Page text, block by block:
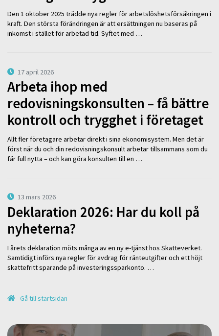
Den 1 oktober 2025 trädde nya regler för arbetslöshetsförsäkringen i
kraft. Den största förändringen är att ersättningen nu baseras på
inkomst i stället för arbetad tid. Syftet med …
17 april 2026
Arbeta ihop med
redovisningskonsulten – få bättre
kontroll och trygghet i företaget
Allt fler företagare arbetar direkt i sina ekonomisystem. Men det är
först när du och din redovisningskonsult arbetar tillsammans som du
får full nytta – och kan göra konsulten till en …
13 mars 2026
Deklaration 2026: Har du koll på
nyheterna?
I årets deklaration möts många av en ny e-tjänst hos Skatteverket.
Samtidigt införs nya regler för avdrag för ränteutgifter och ett höjt
skattefritt sparande på investeringssparkonto. …
Gå till startsidan